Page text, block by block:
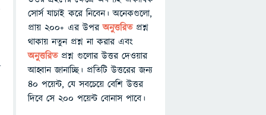
সোর্স যাচাই করে নিবেন। অনেকগুলো,
প্রায় ২০০+ এর উপরঅনুত্তরিতপ্রশ্ন
থাকায় নতুন প্রশ্ন না করার এবং
অনুত্তরিত প্রশ্ন গুলোর উত্তর দেওয়ার
আহ্বান জানাচ্ছি। প্রতিটি উত্তরের জন্য
৪০ পয়েন্ট, যে সবচেয়ে বেশি উত্তর
দিবে সে ২০০ পয়েন্ট বোনাস পাবে।